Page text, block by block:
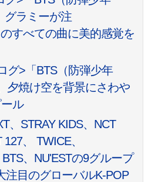
グラミーが注
すべての曲に美的感覚を
グ>「BTS（防弾少年
夕焼け空を背景にさわや
ル
、STRAY KIDS、NCT
、 TWICE、
、NU'ESTの9グループ
注目のグローバルK-POP